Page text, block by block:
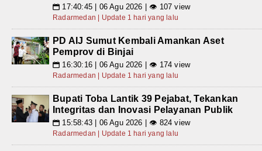
📅 17:40:45 | 06 Agu 2026 | 👁 107 view
Radarmedan | Update 1 hari yang lalu
PD AIJ Sumut Kembali Amankan Aset
Pemprov di Binjai
📅 16:30:16 | 06 Agu 2026 | 👁 174 view
Radarmedan | Update 1 hari yang lalu
Bupati Toba Lantik 39 Pejabat, Tekankan
Integritas dan Inovasi Pelayanan Publik
📅 15:58:43 | 06 Agu 2026 | 👁 824 view
Radarmedan | Update 1 hari yang lalu